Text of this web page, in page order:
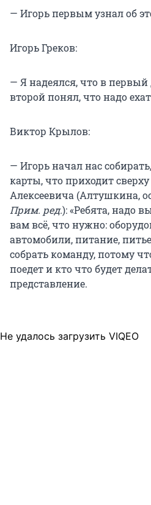
— Игорь первым узнал об
Игорь Греков:
— Я надеялся, что в первый
второй понял, что надо
Виктор Крылов:
— Игорь начал нас
карты, что приходит
Алексеевича (Алтушкина,
Прим. ред.): «Ребята, надо
вам всё, что нужно:
автомобили, питание,
собрать команду, потому
поедет и кто что будет
представление.
Не удалось загрузить VIQEO